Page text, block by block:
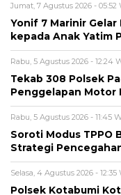
Jumat, 7 Agustus 2026 - 05:52
Yonif 7 Marinir
kepada Anak Yatim
Rabu, 5 Agustus 2026 - 12:24
Tekab 308 Polsek
Penggelapan Motor
Rabu, 5 Agustus 2026 - 11:45
Soroti Modus TPPO
Strategi
Selasa, 4 Agustus 2026 - 12:35
Polsek Kotabumi